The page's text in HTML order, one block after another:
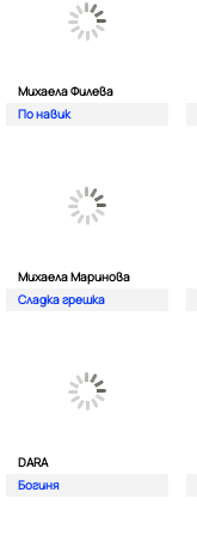
Михаела Филева
По навик
Михаела Маринова
Сладка грешка
DARA
Богиня